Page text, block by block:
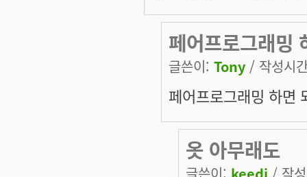
페어프로그래밍
글쓴이: Tony / 작성시
페어프로그래밍 하면
옷 아무래도
글쓴이: keedi / 작